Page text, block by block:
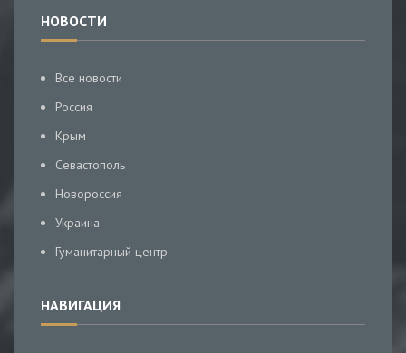
НОВОСТИ
Все новости
Россия
Крым
Севастополь
Новороссия
Украина
Гуманитарный центр
НАВИГАЦИЯ